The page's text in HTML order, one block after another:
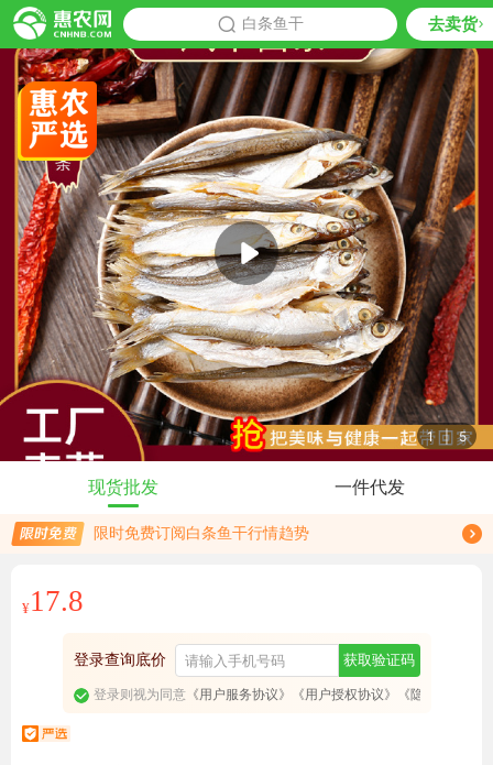
白条鱼干 去卖货
1 | 5
现货批发 一件代发
限时免费订阅白条鱼干行情趋势
免费订阅商品降价通知
¥17.8
登录查询底价 获取验证码
登录则视为同意《用户服务协议》 《用户授权协议》 《隐私政策》